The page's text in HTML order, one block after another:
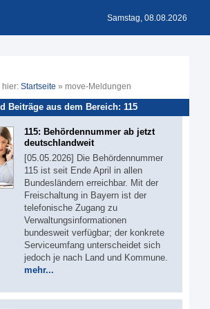
Samstag, 08.08.2026
hier: Startseite » move-Meldungen
Beiträge aus dem Bereich: 115
115: Behördennummer ab jetzt
deutschlandweit
[05.05.2026] Die Behördennummer
115 ist seit Ende April in allen
Bundesländern erreichbar. Mit der
Freischaltung in Bayern ist der
telefonische Zugang zu
Verwaltungsinformationen
bundesweit verfügbar; der konkrete
Serviceumfang unterscheidet sich
jedoch je nach Land und Kommune.
mehr...